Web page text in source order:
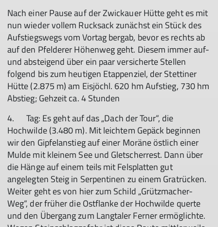
Nach einer Pause auf der Zwickauer Hütte geht es mit
nun wieder vollem Rucksack zunächst ein Stück des
Aufstiegswegs vom Vortag bergab, bevor es rechts ab
auf den Pfelderer Höhenweg geht. Diesem immer auf-
und absteigend über ein paar versicherte Stellen
folgend bis zum heutigen Etappenziel, der Stettiner
Hütte (2.875 m) am Eisjöchl. 620 hm Aufstieg, 730 hm
Abstieg; Gehzeit ca. 4 Stunden
4. Tag: Es geht auf das „Dach der Tour“, die
Hochwilde (3.480 m). Mit leichtem Gepäck beginnen
wir den Gipfelanstieg auf einer Moräne östlich einer
Mulde mit kleinem See und Gletscherrest. Dann über
die Hänge auf einem teils mit Felsplatten gut
angelegten Steig in Serpentinen zu einem Gratrücken.
Weiter geht es von hier zum Schild „Grützmacher-
Weg“, der früher die Ostflanke der Hochwilde querte
und den Übergang zum Langtaler Ferner ermöglichte.